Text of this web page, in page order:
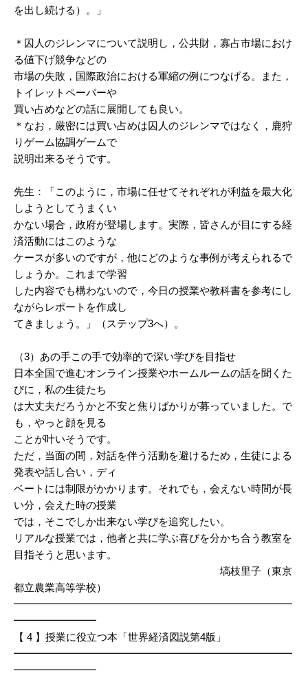
を出し続ける）。」
＊囚人のジレンマについて説明し，公共財，寡占市場におけ
る値下げ競争などの
市場の失敗，国際政治における軍縮の例につなげる。また，
トイレットペーパーや
買い占めなどの話に展開しても良い。
＊なお，厳密には買い占めは囚人のジレンマではなく，鹿狩
りゲーム協調ゲームで
説明出来るそうです。
先生：「このように，市場に任せてそれぞれが利益を最大化
しようとしてうまくい
かない場合，政府が登場します。実際，皆さんが目にする経
済活動にはこのような
ケースが多いのですが，他にどのような事例が考えられるで
しょうか。これまで学習
した内容でも構わないので，今日の授業や教科書を参考にし
ながらレポートを作成し
てきましょう。」（ステップ3へ）。
（3）あの手この手で効率的で深い学びを目指せ
日本全国で進むオンライン授業やホームルームの話を聞くた
びに，私の生徒たち
は大丈夫だろうかと不安と焦りばかりが募っていました。で
も，やっと顔を見る
ことが叶いそうです。
ただ，当面の間，対話を伴う活動を避けるため，生徒による
発表や話し合い，ディ
ベートには制限がかかります。それでも，会えない時間が長
い分，会えた時の授業
では，そこでしか出来ない学びを追究したい。
リアルな授業では，他者と共に学ぶ喜びを分かち合う教室を
目指そうと思います。
塙枝里子（東京
都立農業高等学校）
━━━━━━━━━━━━━━━━━━━━━━━━━━━
━━━━━━━━
【 4 】授業に役立つ本「世界経済図説第4版」
━━━━━━━━━━━━━━━━━━━━━━━━━━━
━━━━━━━━